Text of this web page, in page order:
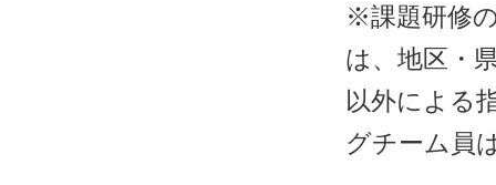
※課題研修
は、地区・
以外による
グチーム員